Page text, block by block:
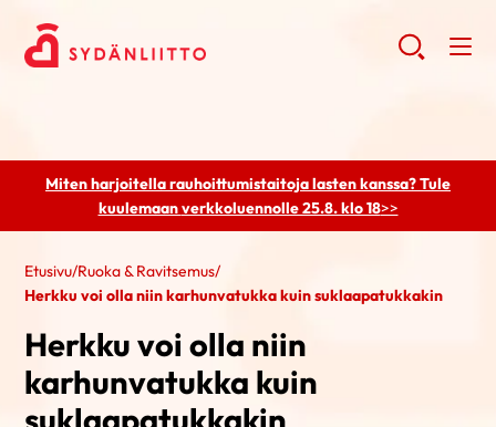
Miten harjoitella rauhoittumistaitoja lasten kanssa? Tule
kuulemaanverkkoluennolle 25.8. klo 18>>
Etusivu/Ruoka & Ravitsemus/
Herkku voi olla niin karhunvatukka kuin suklaapatukkakin
Herkku voi olla niin
karhunvatukka kuin